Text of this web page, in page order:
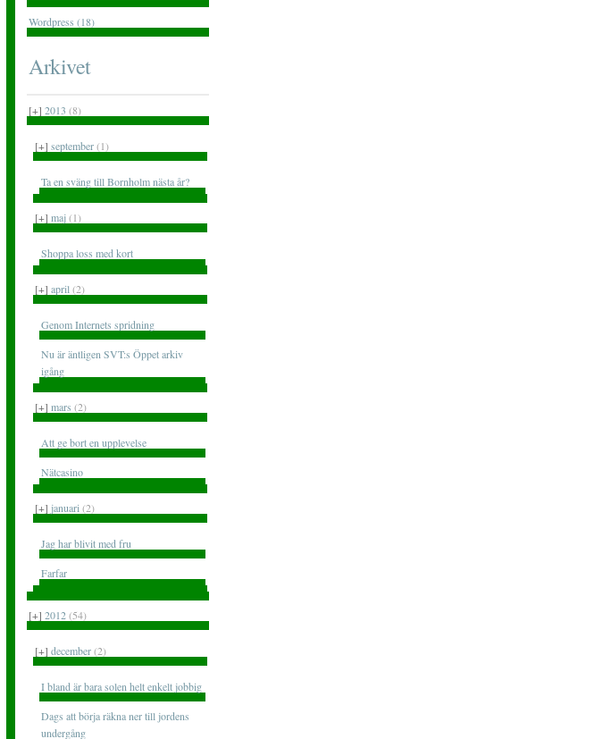
Wordpress (18)
Arkivet
[+] 2013 (8)
[+] september(1)
Ta en sväng till Bornholm nästa år?
[+] maj(1)
Shoppa loss med kort
[+] april (2)
Genom Internets spridning
Nu är äntligen SVT:s Öppet arkiv
igång
[+] mars (2)
Att ge bort en upplevelse
Nätcasino
[+] januari (2)
Jag har blivit med fru
Farfar
[+] 2012(54)
[+] december(2)
I bland är bara solen helt enkelt jobbig
Dags att börja räkna ner till jordens
undergång